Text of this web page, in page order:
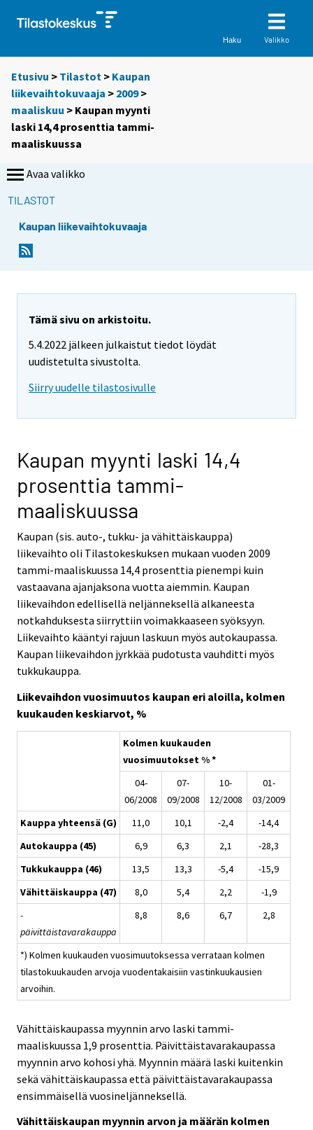
Haku Valikko
Etusivu > Tilastot > Kaupan
liikevaihtokuvaaja > 2009>
maaliskuu > Kaupan myynti
laski 14,4 prosenttia tammi-
maaliskuussa
Avaa valikko
TILASTOT
Kaupan liikevaihtokuvaaja
Tämä sivu on arkistoitu.
5.4.2022 jälkeen julkaistut tiedot löydät
uudistetulta sivustolta.
Siirry uudelle tilastosivulle
Kaupan myynti laski 14,4
prosenttia tammi-
maaliskuussa
Kaupan (sis. auto-, tukku- ja vähittäiskauppa)
liikevaihto oli Tilastokeskuksen mukaan vuoden 2009
tammi-maaliskuussa 14,4 prosenttia pienempi kuin
vastaavana ajanjaksona vuotta aiemmin. Kaupan
liikevaihdon edellisellä neljänneksellä alkaneesta
notkahduksesta siirryttiin voimakkaaseen syöksyyn.
Liikevaihto kääntyi rajuun laskuun myös autokaupassa.
Kaupan liikevaihdon jyrkkää pudotusta vauhditti myös
tukkukauppa.
Liikevaihdon vuosimuutos kaupan eri aloilla, kolmen
kuukauden keskiarvot, %
Kolmen kuukauden
vuosimuutokset % *
04-
06/2008
07-
09/2008
10-
12/2008
01-
03/2009
Kauppa yhteensä (G)
11,0 10,1 -2,4
-14,4
Autokauppa (45)
6,9 6,3 2,1
-28,3
Tukkukauppa (46)
13,5 13,3 -5,4
-15,9
Vähittäiskauppa (47)
8,0 5,4 2,2
-1,9
-
päivittäistavarakauppa
8,8 8,6 6,7 2,8
*) Kolmen kuukauden vuosimuutoksessa verrataan kolmen
tilastokuukauden arvoja vuodentakaisiin vastinkuukausien
arvoihin.
Vähittäiskaupassa myynnin arvo laski tammi-
maaliskuussa 1,9 prosenttia. Päivittäistavarakaupassa
myynnin arvo kohosi yhä. Myynnin määrä laski kuitenkin
sekä vähittäiskaupassa että päivittäistavarakaupassa
ensimmäisellä vuosineljänneksellä.
Vähittäiskaupan myynnin arvon ja määrän kolmen